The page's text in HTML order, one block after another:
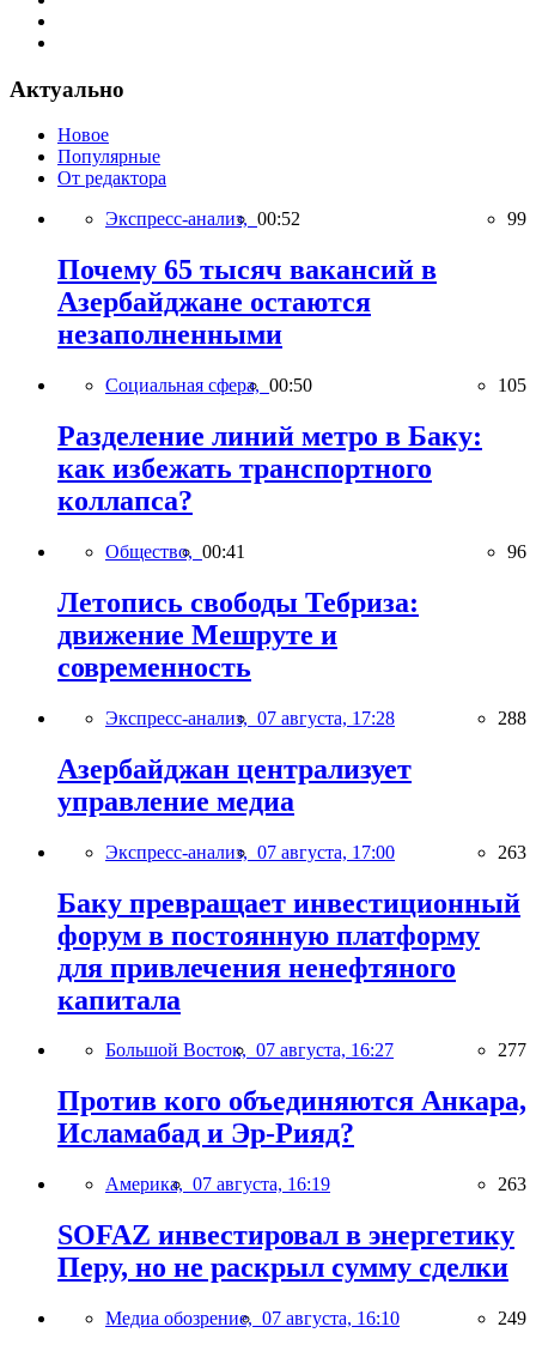
Актуально
Новое
Популярные
От редактора
Экспресс-анализ, 00:52 99
Почему 65 тысяч вакансий в
Азербайджане остаются
незаполненными
Социальная сфера, 00:50 105
Разделение линий метро в Баку:
как избежать транспортного
коллапса?
Общество, 00:41 96
Летопись свободы Тебриза:
движение Мешруте и
современность
Экспресс-анализ, 07 августа, 17:28 288
Азербайджан централизует
управление медиа
Экспресс-анализ, 07 августа, 17:00 263
Баку превращает инвестиционный
форум в постоянную платформу
для привлечения ненефтяного
капитала
Большой Восток, 07 августа, 16:27 277
Против кого объединяются Анкара,
Исламабад и Эр-Рияд?
Америка, 07 августа, 16:19 263
SOFAZ инвестировал в энергетику
Перу, но не раскрыл сумму сделки
Медиа обозрение, 07 августа, 16:10 249